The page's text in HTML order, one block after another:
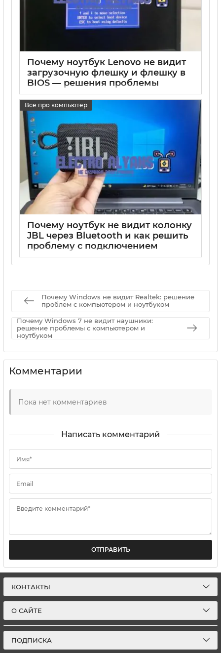
Почему ноутбук Lenovo не видит
загрузочную флешку и флешку в
BIOS — решения проблемы
Все про компьютер
Почему ноутбук не видит колонку
JBL через Bluetooth и как решить
проблему с подключением
Почему Windows не видит Realtek: решение
проблем с компьютером и ноутбуком
Почему Windows 7 не видит наушники:
решение проблемы с компьютером и
ноутбуком
Комментарии
Пока нет комментариев
Написать комментарий
Имя*
Email
Введите комментарий*
ОТПРАВИТЬ
КОНТАКТЫ
О САЙТЕ
ПОДПИСКА